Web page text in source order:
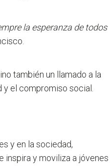
la esperanza de todos
también un llamado a la
el compromiso social.
y en la sociedad,
inspira y moviliza a jóvenes